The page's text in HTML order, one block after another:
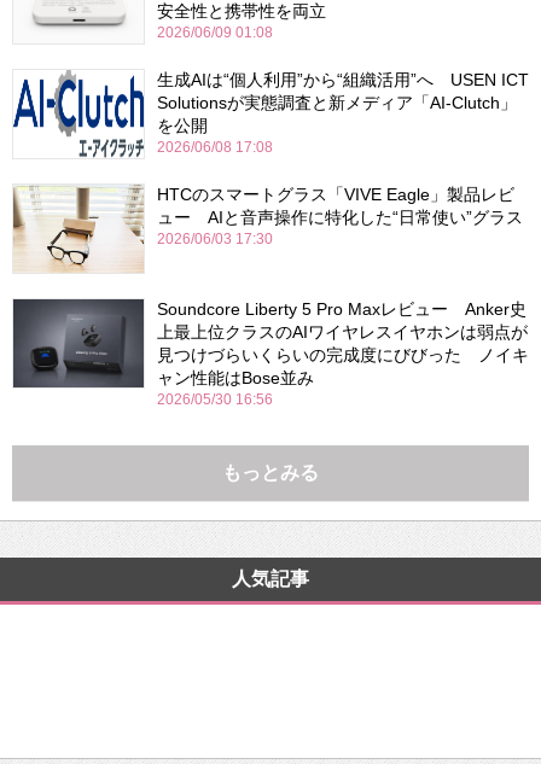
安全性と携帯性を両立
2026/06/09 01:08
生成AIは“個人利用”から“組織活用”へ USEN ICT
Solutionsが実態調査と新メディア「AI-Clutch」
を公開
2026/06/08 17:08
HTCのスマートグラス「VIVE Eagle」製品レビ
ュー AIと音声操作に特化した“日常使い”グラス
2026/06/03 17:30
Soundcore Liberty 5 Pro Maxレビュー Anker史
上最上位クラスのAIワイヤレスイヤホンは弱点が
見つけづらいくらいの完成度にびびった ノイキ
ャン性能はBose並み
2026/05/30 16:56
もっとみる
人気記事